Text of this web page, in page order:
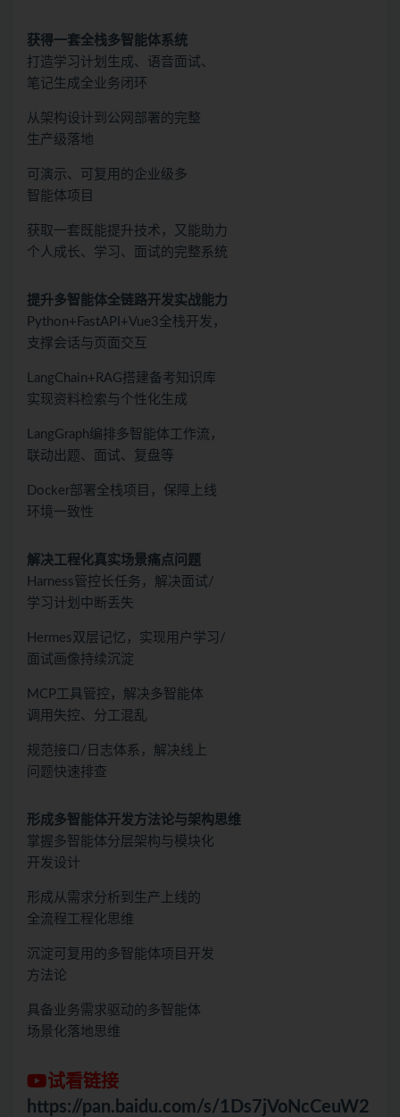
获得一套全栈多智能体系统
打造学习计划生成、语音面试、
笔记生成全业务闭环
从架构设计到公网部署的完整
生产级落地
可演示、可复用的企业级多
智能体项目
获取一套既能提升技术，又能助力
个人成长、学习、面试的完整系统
提升多智能体全链路开发实战能力
Python+FastAPI+Vue3全栈开发，
支撑会话与页面交互
LangChain+RAG搭建备考知识库
实现资料检索与个性化生成
LangGraph编排多智能体工作流，
联动出题、面试、复盘等
Docker部署全栈项目，保障上线
环境一致性
解决工程化真实场景痛点问题
Harness管控长任务，解决面试/
学习计划中断丢失
Hermes双层记忆，实现用户学习/
面试画像持续沉淀
MCP工具管控，解决多智能体
调用失控、分工混乱
规范接口/日志体系，解决线上
问题快速排查
形成多智能体开发方法论与架构思维
掌握多智能体分层架构与模块化
开发设计
形成从需求分析到生产上线的
全流程工程化思维
沉淀可复用的多智能体项目开发
方法论
具备业务需求驱动的多智能体
场景化落地思维
试看链接
https://pan.baidu.com/s/1Ds7jVoNcCeuW2